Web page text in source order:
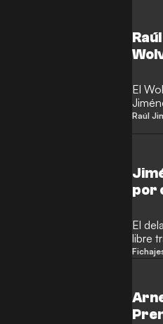
El
une a
Raúl
por
El
libre